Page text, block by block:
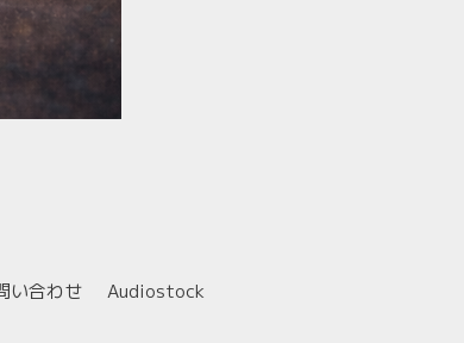
い合わせ
Audiostock